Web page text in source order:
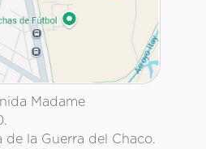
Madame
de la Guerra del Chaco.